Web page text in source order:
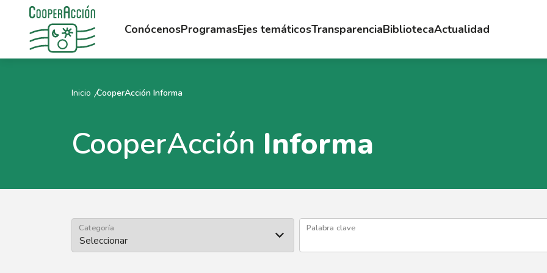
ConócenosProgramasEjes temáticosTransparenciaBibliotecaActualidad
Inicio CooperAcción Informa
CooperAcción Informa
Categoría Palabra clave